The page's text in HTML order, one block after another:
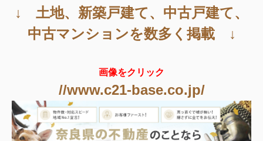
↓ 土地、新築戸建て、中古戸建て、
中古マンションを数多く掲載 ↓
画像をクリック
//www.c21-base.co.jp/